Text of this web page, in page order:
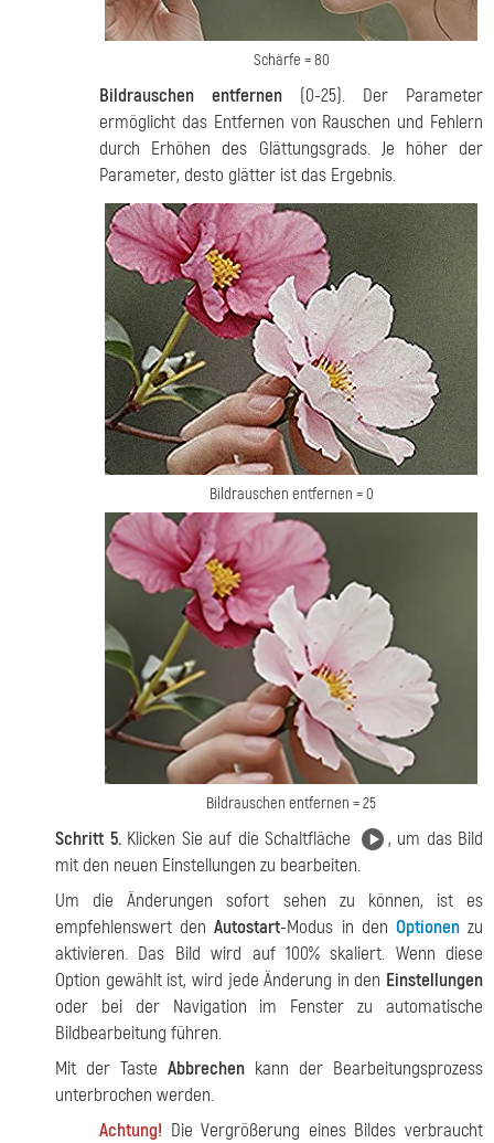
Schärfe = 80
Bildrauschen entfernen (0-25). Der Parameter
ermöglicht das Entfernen von Rauschen und Fehlern
durch Erhöhen des Glättungsgrads. Je höher der
Parameter, desto glätter ist das Ergebnis.
Bildrauschen entfernen = 0
Bildrauschen entfernen = 25
Schritt 5.Klicken Sie auf die Schaltfläche
, um das Bild
mit den neuen Einstellungen zu bearbeiten.
Um die Änderungen sofort sehen zu können, ist es
empfehlenswert denAutostart-Modus in den Optionenzu
aktivieren. Das Bild wird auf 100% skaliert. Wenn diese
Option gewählt ist, wird jede Änderung in den Einstellungen
oder bei der Navigation im Fenster zu automatische
Bildbearbeitung führen.
Mit der Taste Abbrechen kann der Bearbeitungsprozess
unterbrochen werden.
Achtung! Die Vergrößerung eines Bildes verbraucht